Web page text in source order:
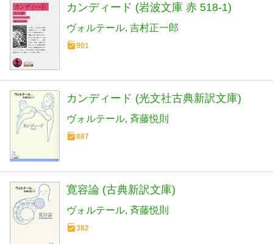
カンディード (岩波文庫 赤 518-1)
ヴォルテール 吉村正一郎
901
カンディード (光文社古典新訳文庫)
ヴォルテール 斉藤悦則
887
寛容論 (古典新訳文庫)
ヴォルテール 斉藤悦則
382